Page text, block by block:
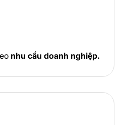
nhu cầu doanh nghiệp.